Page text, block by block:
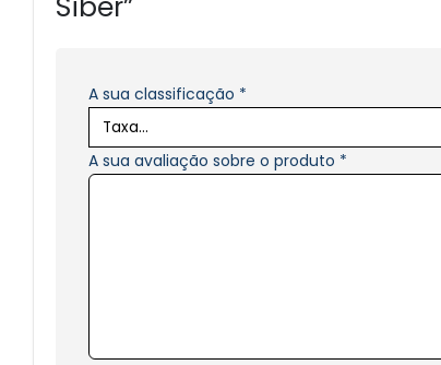
A sua classificação *
A sua avaliação sobre o produto *